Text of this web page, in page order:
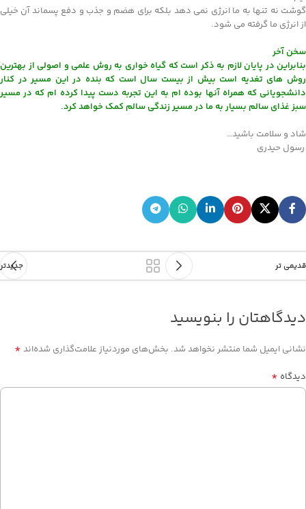
گوشت نه تنها به ما انرژی نمی دهد بلکه برای هضم و جذب و دفع پسماند آن خیلی
از انرژی ما گرفته می شود.
سخن آخر
بنابراین در پایان لازم به ذکر است که گیاه خواری به روش علمی و اصولی از بهترین
روش های تغدیه است بیش از بیست سال است که بنده در این مسیر در کنار
دانشجویانی که همراه آنها بوده ام به این تجربه دست پیدا کرده ام که در مسیر
سبز غذای سالم بسیار به ما در مسیر زندگی سالم کمک خواهد کرد.
شاد و سلامت باشید…
رسول حیدری
جدیدتر قدیمی تر
دیدگاهتان را بنویسید
نشانی ایمیل شما منتشر نخواهد شد. بخش‌های موردنیاز علامت‌گذاری شده‌اند *
دیدگاه *